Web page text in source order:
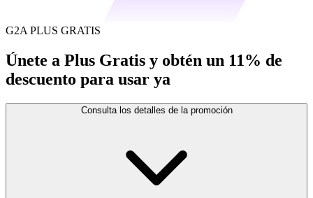
G2A PLUS GRATIS
Únete a Plus Gratis y obtén un 11% de
descuento para usar ya
Consulta los detalles de la promoción